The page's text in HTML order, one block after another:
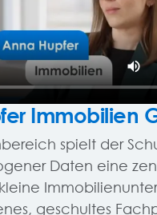
Immobilien
spielt der
Daten eine
geschultes